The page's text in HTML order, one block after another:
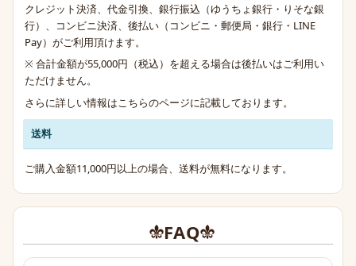
クレジット決済、代金引換、銀行振込（ゆうちょ銀行・りそな銀
行）、コンビニ決済、後払い（コンビニ・郵便局・銀行・LINE
Pay）がご利用頂けます。
※ 合計金額が55,000円（税込）を超える場合は後払いはご利用い
ただけません。
さらに詳しい情報は こちらのページに記載しております。
送料
ご購入金額11,000円以上の場合、送料が無料になります。
FAQ